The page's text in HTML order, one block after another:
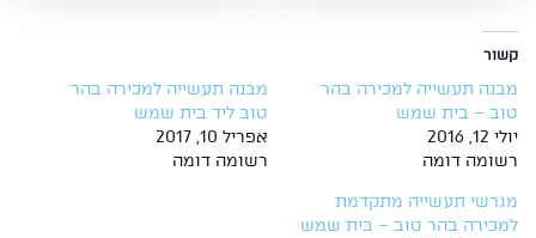
קשור
מבנה תעשייה למכירה בהר
טוב – בית שמש
יולי 12, 2016
רשומה דומה
מבנה תעשייה למכירה בהר
טוב ליד בית שמש
אפריל 10, 2017
רשומה דומה
מגרשי תעשייה מתקדמת
למכירה בהר טוב – בית שמש